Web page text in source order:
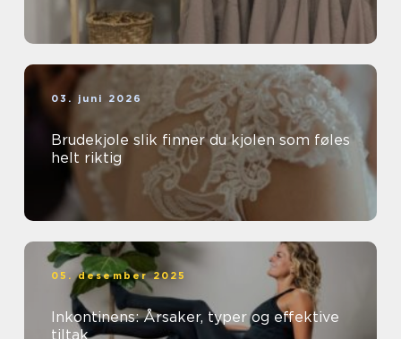
03. juni 2026
Brudekjole slik finner du kjolen som føles
helt riktig
05. desember 2025
Inkontinens: Årsaker, typer og effektive
tiltak